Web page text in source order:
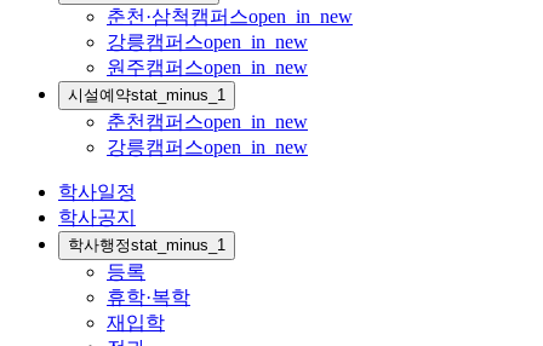
춘천·삼척캠퍼스open_in_new
강릉캠퍼스open_in_new
원주캠퍼스open_in_new
시설예약stat_minus_1
춘천캠퍼스open_in_new
강릉캠퍼스open_in_new
학사일정
학사공지
학사행정stat_minus_1
등록
휴학·복학
재입학